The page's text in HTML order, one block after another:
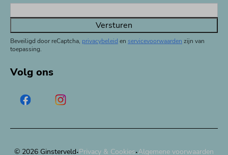
Versturen
Beveiligd door reCaptcha, privacybeleid en servicevoorwaarden zijn van
toepassing.
Volg ons
© 2026 Ginsterveld·Privacy & Cookies·Algemene voorwaarden